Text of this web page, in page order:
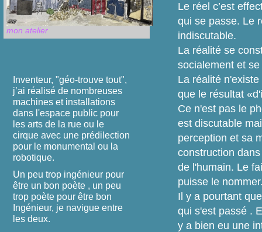
mon atelier
Inventeur, "géo-trouve tout",
j’ai réalisé de nombreuses
machines et installations
dans l'espace public pour
les arts de la rue ou le
cirque avec une prédilection
pour le monumental ou la
robotique.
Un peu trop ingénieur pour
être un bon poète , un peu
trop poète pour être bon
Ingénieur, je navigue entre
les deux.
Le réel c’est
qui se passe. Le
indiscutable.
La réalité se
socialement et
La réalité
que le résultat
Ce n'est pas le
est discutable
perception et sa
construction
de l'humain. Le
puisse le
Il y a pourtant
qui s'est passé .
y a bien eu une